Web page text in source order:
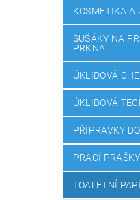
KOSMETIKA A
SUŠÁKY NA
PRKNA
ÚKLIDOVÁ
ÚKLIDOVÁ
PŘÍPRAVKY
PRACÍ
TOALETNÍ